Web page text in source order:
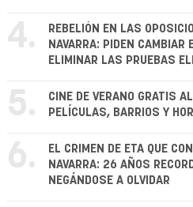
4.
REBELIÓN EN LAS
NAVARRA: PIDEN CAMBIAR
ELIMINAR LAS PRUEBAS
5.
CINE DE VERANO GRATIS
PELÍCULAS, BARRIOS Y
6.
EL CRIMEN DE ETA QUE
NAVARRA: 26 AÑOS
NEGÁNDOSE A OLVIDAR